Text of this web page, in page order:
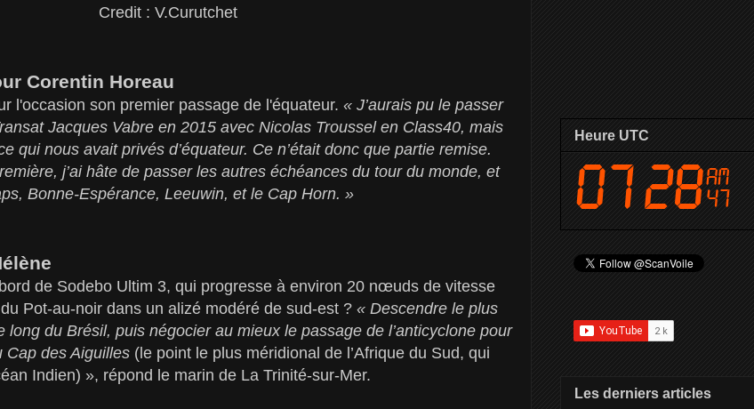
Credit : V.Curutchet
Corentin Horeau
l'occasion son premier passage de l'équateur. « J’aurais pu le passer
Jacques Vabre en 2015 avec Nicolas Troussel en Class40, mais
qui nous avait privés d’équateur. Ce n’était donc que partie remise.
j’ai hâte de passer les autres échéances du tour du monde, et
Bonne-Espérance, Leeuwin, et le Cap Horn. »
de Sodebo Ultim 3, qui progresse à environ 20 nœuds de vitesse
Pot-au-noir dans un alizé modéré de sud-est ? « Descendre le plus
long du Brésil, puis négocier au mieux le passage de l’anticyclone pour
Cap des Aiguilles (le point le plus méridional de l’Afrique du Sud, qui
Indien) », répond le marin de La Trinité-sur-Mer.
Heure UTC
Les derniers articles